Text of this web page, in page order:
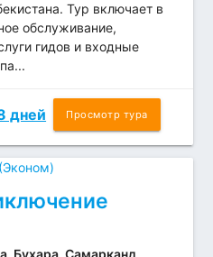
Тур включает в
обслуживание,
гидов и входные
дней Просмотр тура
Бухара, Самарканд,